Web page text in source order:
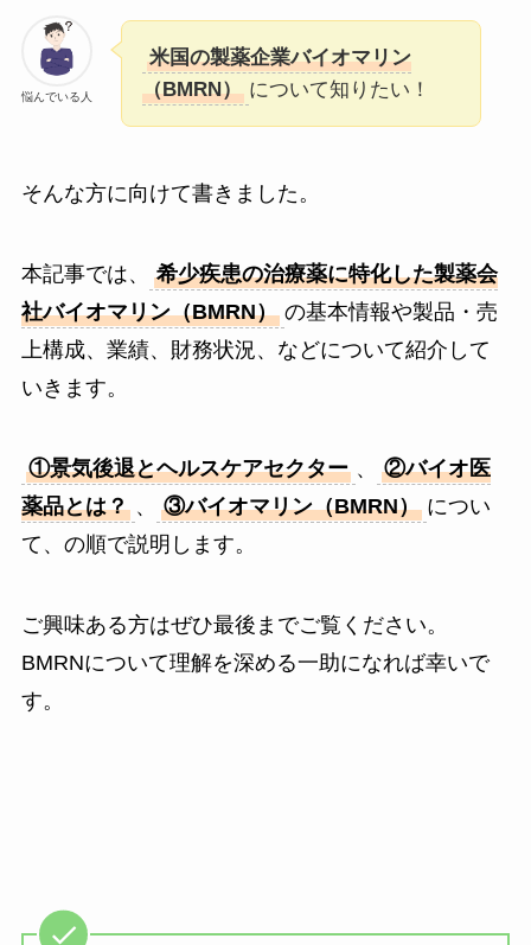
悩んでいる人
米国の製薬企業バイオマリン
（BMRN） について知りたい！
そんな方に向けて書きました。
本記事では、
希少疾患の治療薬に特化した製薬会
社バイオマリン（BMRN） の基本情報や製品・売
上構成、業績、財務状況、などについて紹介して
いきます。
①景気後退とヘルスケアセクター 、
②バイオ医
薬品とは？ 、 ③バイオマリン（BMRN） につい
て、の順で説明します。
ご興味ある方はぜひ最後までご覧ください。
BMRNについて理解を深める一助になれば幸いで
す。